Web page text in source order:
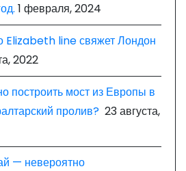
1 февраля, 2024
Elizabeth line свяжет Лондон
2022
построить мост из Европы в
пролив? 23 августа,
— невероятно